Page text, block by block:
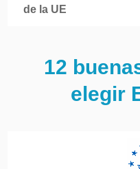
de la UE
12
elegir